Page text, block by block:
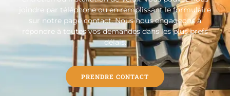
joindre par téléphone ou en remplissant le formulaire
sur notre page contact. Nous nous engageons à
répondre à toutes vos demandes dans les plus brefs
délais.
PRENDRE CONTACT